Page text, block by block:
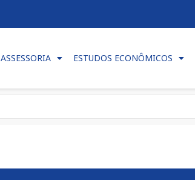
ASSESSORIA ESTUDOS ECONÔMICOS